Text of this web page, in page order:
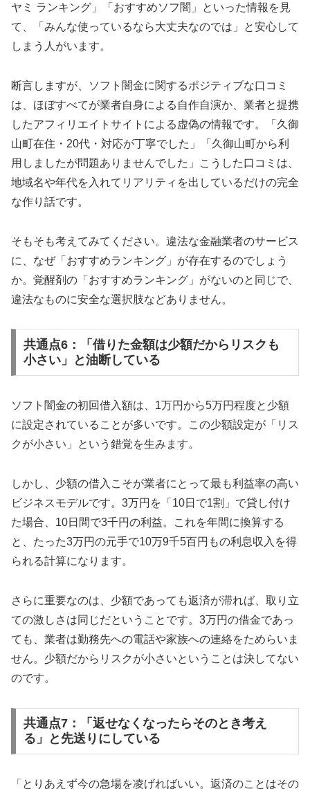
ヤミ ランキング」「おすすめソフ闇」といった情報を見
て、「みんな使っているなら大丈夫なのでは」と安心して
しまう人がいます。
断言しますが、ソフト闇金に関するポジティブな口コミ
は、ほぼすべてが業者自身による自作自演か、業者と提携
したアフィリエイトサイトによる虚偽の情報です。「久御
山町在住・20代・対応が丁寧でした」「久御山町から利
用しましたが問題ありませんでした」こうした口コミは、
地域名や年代を入れてリアリティを出しているだけの完全
な作り話です。
そもそも考えてみてください。違法な金融業者のサービス
に、なぜ「おすすめランキング」が存在するのでしょう
か。覚醒剤の「おすすめランキング」がないのと同じで、
違法なものに安全な選択肢などありません。
共通点6：「借りた金額は少額だからリスクも
小さい」と油断している
ソフト闇金の初回借入額は、1万円から5万円程度と少額
に設定されていることが多いです。この少額設定が「リス
クが小さい」という錯覚を生みます。
しかし、少額の借入こそが業者にとって最も利益率の高い
ビジネスモデルです。3万円を「10日で1割」で貸し付け
た場合、10日間で3千円の利益。これを年間に換算する
と、たった3万円の元手で10万9千5百円もの利息収入を得
られる計算になります。
さらに重要なのは、少額であっても返済が滞れば、取り立
ての激しさは同じだということです。3万円の借金であっ
ても、業者は勤務先への電話や家族への連絡をためらいま
せん。少額だからリスクが小さいということは決してない
のです。
共通点7：「返せなくなったらそのとき考え
る」と先送りにしている
「とりあえず今の急場を凌げればいい。返済のことはその